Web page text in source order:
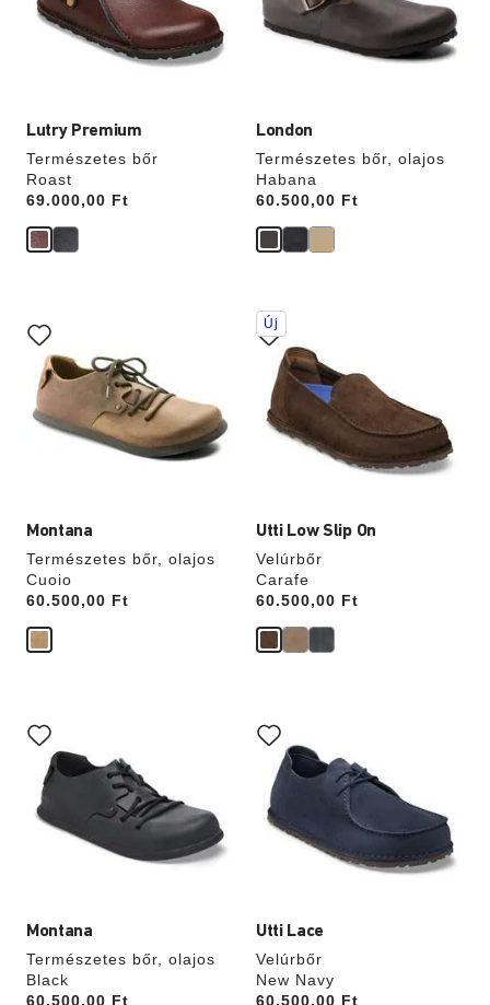
Lutry Premium
Természetes bőr
Roast
Price:
69.000,00 Ft
termékképet
London
Természetes bőr, olajos
Habana
Price:
60.500,00 Ft
termékképet
Montana
Természetes bőr, olajos
Cuoio
Price:
60.500,00 Ft
színpalettával
való
interakció
frissíti
termékképet
Utti Low Slip On
Velúrbőr
Carafe
Price:
60.500,00 Ft
A
színpalettával
való
interakció
frissíti
termékképet
Új
Montana
Természetes bőr, olajos
Black
Price:
60.500,00 Ft
színpalettával
való
interakció
frissíti
termékképet
Utti Lace
Velúrbőr
New Navy
Price:
60.500,00 Ft
színpalettával
való
interakció
frissíti
termékképet